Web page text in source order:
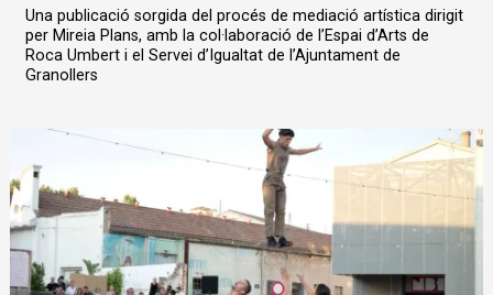
Una publicació sorgida del procés de mediació artística dirigit
per Mireia Plans, amb la col·laboració de l’Espai d’Arts de
Roca Umbert i el Servei d’Igualtat de l’Ajuntament de
Granollers